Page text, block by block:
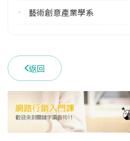
113學年度下學期
(03)8635635
學系地址
花蓮縣壽豐鄉志學村大學路二段1號
藝術創意產業學系
返回